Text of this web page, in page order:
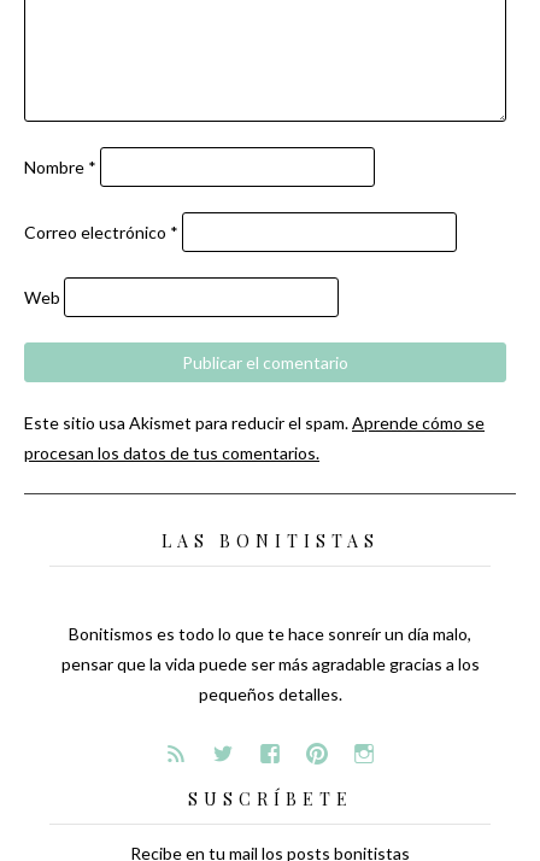
Nombre *
Correo electrónico *
Web
Este sitio usa Akismet para reducir el spam.Aprende cómo se
procesan los datos de tus comentarios.
LAS BONITISTAS
Bonitismos es todo lo que te hace sonreír un día malo,
pensar que la vida puede ser más agradable gracias a los
pequeños detalles.
SUSCRÍBETE
Recibe en tu mail los posts bonitistas